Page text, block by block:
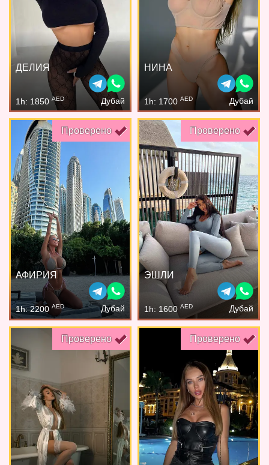
ДЕЛИЯ
1h: 1850 AED Дубай
НИНА
1h: 1700 AED Дубай
Проверено
АФИРИЯ
1h: 2200 AED Дубай
Проверено
ЭШЛИ
1h: 1600 AED Дубай
Проверено Проверено